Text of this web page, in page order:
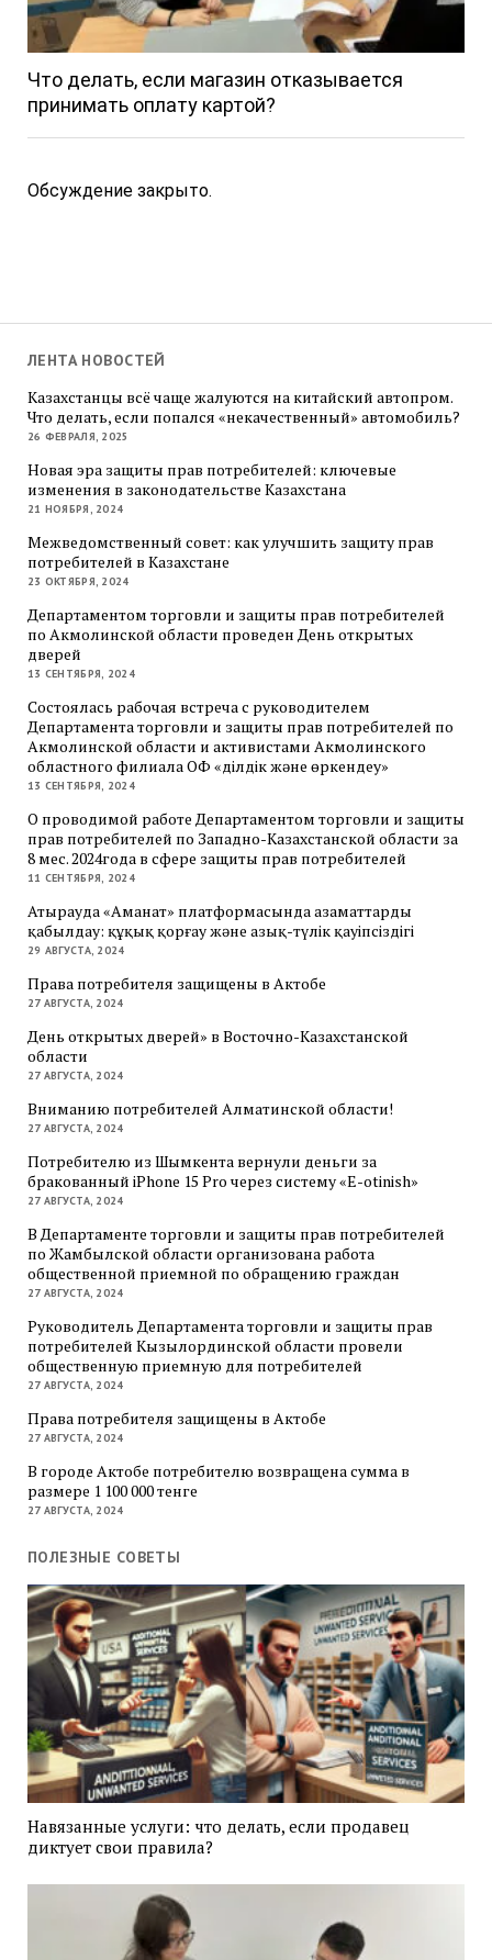
Что делать, если магазин отказывается
принимать оплату картой?
Обсуждение закрыто.
ЛЕНТА НОВОСТЕЙ
Казахстанцы всё чаще жалуются на китайский автопром.
Что делать, если попался «некачественный» автомобиль?
26 ФЕВРАЛЯ, 2025
Новая эра защиты прав потребителей: ключевые
изменения в законодательстве Казахстана
21 НОЯБРЯ, 2024
Межведомственный совет: как улучшить защиту прав
потребителей в Казахстане
23 ОКТЯБРЯ, 2024
Департаментом торговли и защиты прав потребителей
по Акмолинской области проведен День открытых
дверей
13 СЕНТЯБРЯ, 2024
Состоялась рабочая встреча с руководителем
Департамента торговли и защиты прав потребителей по
Акмолинской области и активистами Акмолинского
областного филиала ОФ «Әділдік және өркендеу»
13 СЕНТЯБРЯ, 2024
О проводимой работе Департаментом торговли и защиты
прав потребителей по Западно-Казахстанской области за
8 мес. 2024года в сфере защиты прав потребителей
11 СЕНТЯБРЯ, 2024
Атырауда «Аманат» платформасында азаматтарды
қабылдау: құқық қорғау және азық-түлік қауіпсіздігі
29 АВГУСТА, 2024
Права потребителя защищены в Актобе
27 АВГУСТА, 2024
День открытых дверей» в Восточно-Казахстанской
области
27 АВГУСТА, 2024
Вниманию потребителей Алматинской области!
27 АВГУСТА, 2024
Потребителю из Шымкента вернули деньги за
бракованный iPhone 15 Pro через систему «E-otinish»
27 АВГУСТА, 2024
В Департаменте торговли и защиты прав потребителей
по Жамбылской области организована работа
общественной приемной по обращению граждан
27 АВГУСТА, 2024
Руководитель Департамента торговли и защиты прав
потребителей Кызылординской области провели
общественную приемную для потребителей
27 АВГУСТА, 2024
Права потребителя защищены в Актобе
27 АВГУСТА, 2024
В городе Актобе потребителю возвращена сумма в
размере 1 100 000 тенге
27 АВГУСТА, 2024
ПОЛЕЗНЫЕ СОВЕТЫ
Навязанные услуги: что делать, если продавец
диктует свои правила?